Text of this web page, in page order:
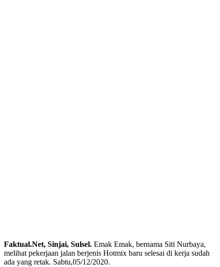
Faktual.Net, Sinjai, Sulsel. Emak Emak, bernama Siti Nurbaya,
melihat pekerjaan jalan berjenis Hotmix baru selesai di kerja sudah
ada yang retak. Sabtu,05/12/2020.